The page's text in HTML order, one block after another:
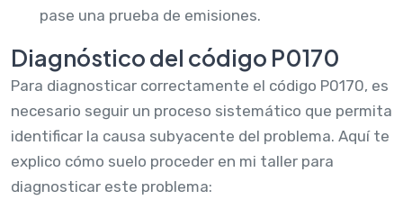
pase una prueba de emisiones.
Diagnóstico del código P0170
Para diagnosticar correctamente el código P0170, es
necesario seguir un proceso sistemático que permita
identificar la causa subyacente del problema. Aquí te
explico cómo suelo proceder en mi taller para
diagnosticar este problema: